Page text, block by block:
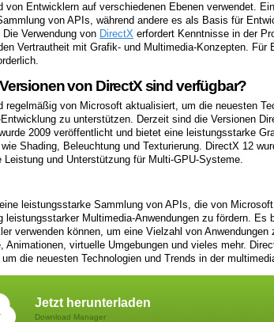
von Entwicklern auf verschiedenen Ebenen verwendet.
von APIs, während andere es als Basis für
Verwendung von DirectX erfordert Kenntnisse in der
Vertrautheit mit Grafik- und Multimedia-Konzepten. Für
von DirectX sind verfügbar?
regelmäßig von Microsoft aktualisiert, um die neuesten
zu unterstützen. Derzeit sind die Versionen
2009 veröffentlicht und bietet eine leistungsstarke
Shading, Beleuchtung und Texturierung. DirectX 12
Leistung und Unterstützung für Multi-GPU-Systeme.
leistungsstarke Sammlung von APIs, die von
leistungsstarker Multimedia-Anwendungen zu fördern. Es
verwenden können, um eine Vielzahl von
Animationen, virtuelle Umgebungen und vieles mehr.
die neuesten Technologien und Trends in der
Jetzt herunterladen
Download Manager